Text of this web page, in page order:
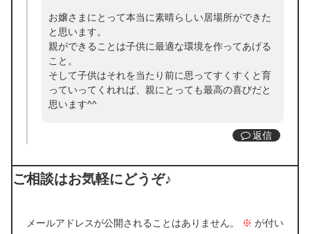
お嬢さまにとって本当に素晴らしい居場所ができた
と思います。
親ができることは子供に最適な環境を作ってあげる
こと。
そして子供はそれを当たり前に思ってすくすくと育
っていってくれれば、親にとっても最高の喜びだと
思います^^
返信
ご相談はお気軽にどうぞ♪
メールアドレスが公開されることはありません。 ※ が付い